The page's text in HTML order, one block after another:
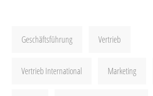
Geschäftsführung Vertrieb
Vertrieb International Marketing